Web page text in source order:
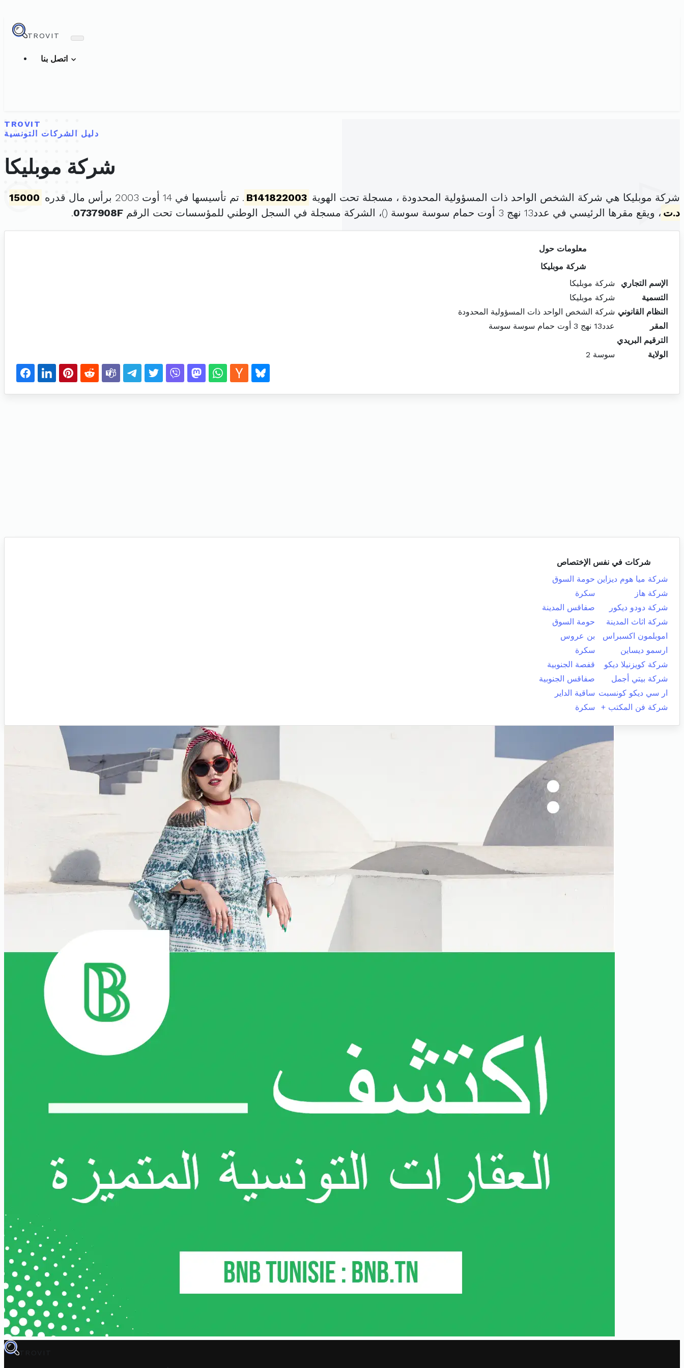
TROVIT
TROVIT
دليل الشركات التونسية
شركة موبليكا
شركة موبليكا هي شركة الشخص الواحد ذات المسؤولية المحدودة ، مسجلة تحت الهوية B141822003 . تم تأسيسها في 14 أوت 2003 برأس مال قدره
15000
د.ت ، ويقع مقرها الرئيسي في عدد13 نهج 3 أوت حمام سوسة سوسة ( )، الشركة مسجلة في السجل الوطني للمؤسسات تحت الرقم 0737908F
.
معلومات حول
شركة موبليكا
الإسم التجاري
شركة موبليكا
التسمية
شركة موبليكا
النظام القانوني شركة الشخص الواحد ذات المسؤولية المحدودة
المقر
عدد13 نهج 3 أوت حمام سوسة سوسة
الترقيم البريدي
الولاية
سوسة 2
شركات في نفس الإختصاص
شركة ميا هوم ديزاين حومة السوق
شركة هاز
سكرة
شركة دودو ديكور
صفاقس المدينة
شركة اثاث المدينة
حومة السوق
اموبلمون اكسبراس
بن عروس
ارسمو ديساين
سكرة
شركة كويزنيلا ديكو
قفصة الجنوبية
شركة بيتي أجمل
صفاقس الجنوبية
ار سي ديكو كونسبت ساقية الداير
شركة فن المكتب +
سكرة
TROVIT